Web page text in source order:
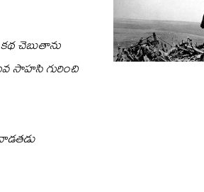
చెబుతాను
సాహసి గురించి